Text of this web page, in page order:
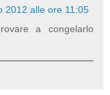
2012 alle ore 11:05
a congelarlo